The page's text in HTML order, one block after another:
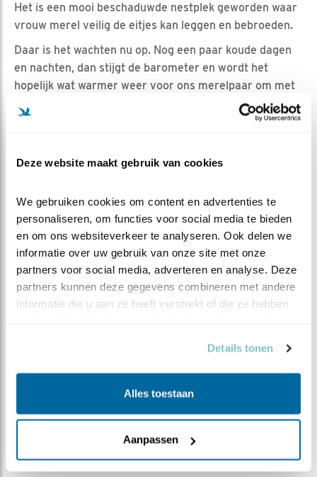
Deze website maakt gebruik van cookies
We gebruiken cookies om content en advertenties te
personaliseren, om functies voor social media te bieden
en om ons websiteverkeer te analyseren. Ook delen we
informatie over uw gebruik van onze site met onze
partners voor social media, adverteren en analyse. Deze
partners kunnen deze gegevens combineren met andere
informatie die u aan ze heeft verstrekt of die ze hebben
Details tonen
Alles toestaan
Aanpassen
Het is een mooi beschaduwde nestplek geworden waar
vrouw merel veilig de eitjes kan leggen en bebroeden.
Daar is het wachten nu op. Nog een paar koude dagen
en nachten, dan stijgt de barometer en wordt het
hopelijk wat warmer weer voor ons merelpaar om met
de ei-leg te starten. We kijken er reikhalzend naar uit.
startblokken. Met een nieuw gezicht bij de bloggers:
bloggers Anke en Lilian. Onze vluchtleider is moderator
12.
Ps, een merel wordt in het Engels niet voor niets
blackbird genoemd.
Bewaar deze blog
DEEL DIT BERICHT